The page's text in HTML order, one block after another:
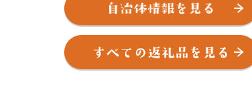
山から海へとつづく段々畑では、青いけど甘い幻の
トスプリング」や「デコポン」、「甘夏」など柑橘
行われています。また、県立自然公園に指定されて
岸では「鯛」、「ふぐ」、「ひらめ」などの養殖が
近年始まった「マガキ」の養殖は廃校を活用した